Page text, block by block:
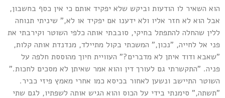
הוא השאיר לו הודעות וביקש שלא יפקיד אותם כי אין כסף בחשבון,
אבל הוא לא חזר אליו ולא ידענו אם יפקיד או לא," שיניתי תנוחה
ללין שהחלה להתפתל בחיקי, סובבתי אותה כלפי השוטר וקירבתי את
פני אל לחייה, "נכון," המשכתי בקול מתיילד, מנדנדת אותה קלות,
"שאבא ודוד איתן לא מדברים?" העוויית חיוך מהוססת חלפה על
פניה. "התקשרתי גם לעורך דין והוא אמר שאיתן לא מסכים לחכות."
השוטר התיישב ונשען לאחור בכיסא כמו אחרי מאמץ פיזי כביר.
"תשתה," סימנתי בידי על הכוס והוא הגיש אותה לשפתיו, לגם שתי